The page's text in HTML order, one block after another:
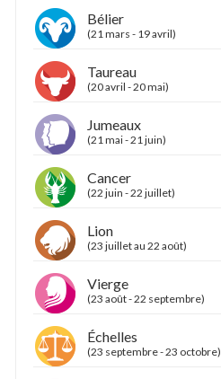
Bélier
(21 mars - 19 avril)
Taureau
(20 avril - 20 mai)
Jumeaux
(21 mai - 21 juin)
Cancer
(22 juin - 22 juillet)
Lion
(23 juillet au 22 août)
Vierge
(23 août - 22 septembre)
Échelles
(23 septembre - 23 octobre)